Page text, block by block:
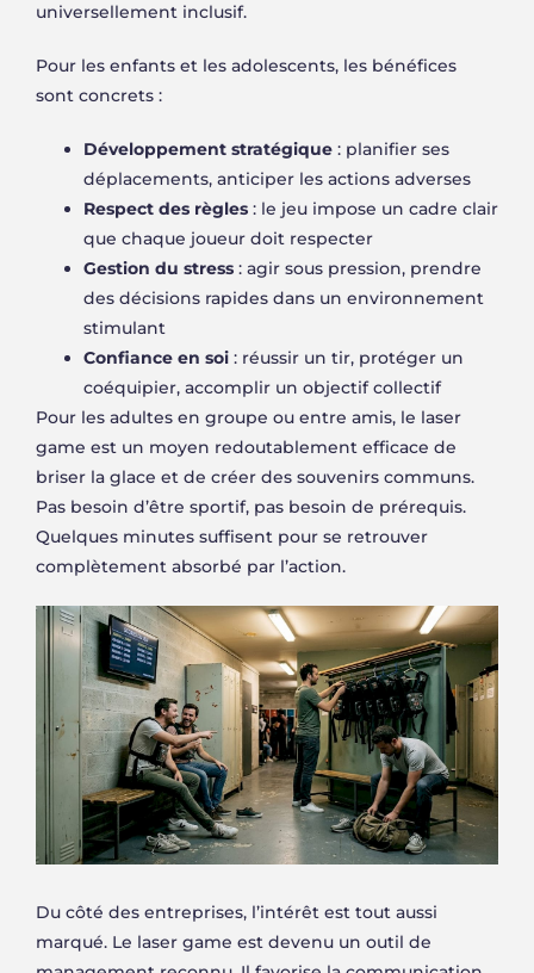
universellement inclusif.
Pour les enfants et les adolescents, les bénéfices
sont concrets :
Développement stratégique : planifier ses
déplacements, anticiper les actions adverses
Respect des règles : le jeu impose un cadre clair
que chaque joueur doit respecter
Gestion du stress : agir sous pression, prendre
des décisions rapides dans un environnement
stimulant
Confiance en soi : réussir un tir, protéger un
coéquipier, accomplir un objectif collectif
Pour les adultes en groupe ou entre amis, le laser
game est un moyen redoutablement efficace de
briser la glace et de créer des souvenirs communs.
Pas besoin d’être sportif, pas besoin de prérequis.
Quelques minutes suffisent pour se retrouver
complètement absorbé par l’action.
Du côté des entreprises, l’intérêt est tout aussi
marqué. Le laser game est devenu un outil de